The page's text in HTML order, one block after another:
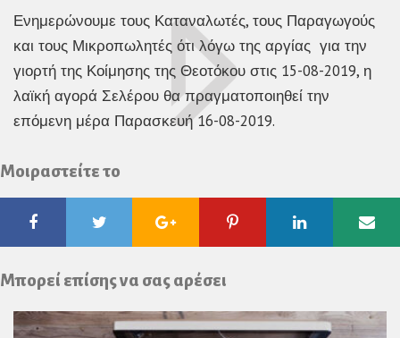
Ενημερώνουμε τους Καταναλωτές, τους Παραγωγούς
και τους Μικροπωλητές ότι λόγω της αργίας για την
γιορτή της Κοίμησης της Θεοτόκου στις 15-08-2019, η
λαϊκή αγορά Σελέρου θα πραγματοποιηθεί την
επόμενη μέρα Παρασκευή 16-08-2019.
Μοιραστείτε το
FacebookTwitter Google
Plus
Pinterest Linkedin
Μπορεί επίσης να σας αρέσει